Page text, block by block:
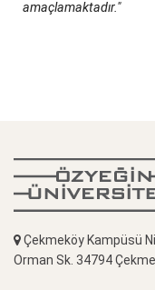
amaçlamaktadır."
Çekmeköy Kampüsü
Orman Sk. 34794